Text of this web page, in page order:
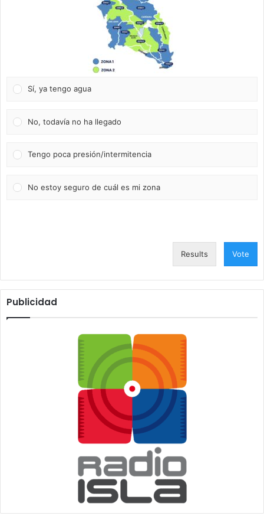
Sí, ya tengo agua
No, todavía no ha llegado
Tengo poca presión/intermitencia
No estoy seguro de cuál es mi zona
Results Vote
Publicidad